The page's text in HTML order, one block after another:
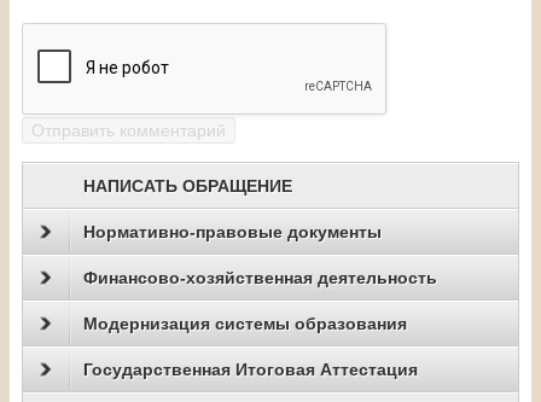
НАПИСАТЬ ОБРАЩЕНИЕ
Нормативно-правовые документы
Финансово-хозяйственная деятельность
Модернизация системы образования
Государственная Итоговая Аттестация